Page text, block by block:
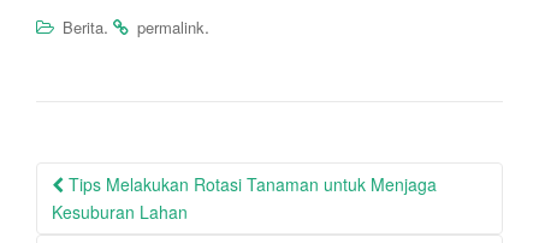
Berita. permalink.
Post
navigation
Tips Melakukan Rotasi Tanaman untuk Menjaga
Kesuburan Lahan